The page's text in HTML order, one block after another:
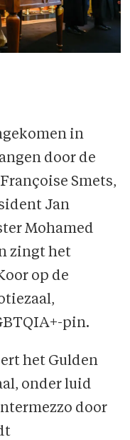
in
door de
Smets,
Jan
Mohamed
zingt het
op de
pin.
het Gulden
onder luid
door